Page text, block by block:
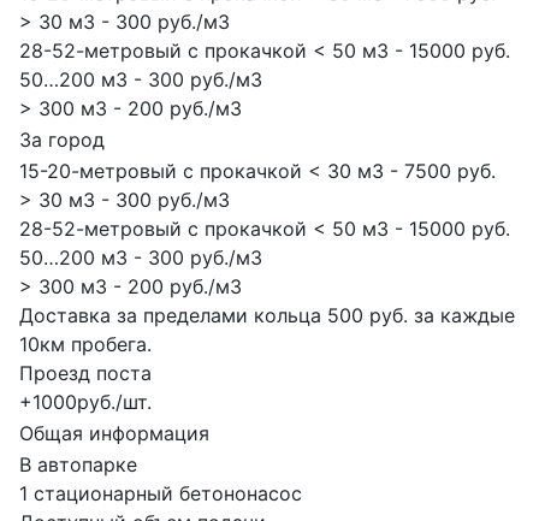
> 30 м3 - 300 руб./м3
28-52-метровый с прокачкой < 50 м3 - 15000 руб.
50…200 м3 - 300 руб./м3
> 300 м3 - 200 руб./м3
За город
15-20-метровый с прокачкой < 30 м3 - 7500 руб.
> 30 м3 - 300 руб./м3
28-52-метровый с прокачкой < 50 м3 - 15000 руб.
50…200 м3 - 300 руб./м3
> 300 м3 - 200 руб./м3
Доставка за пределами кольца 500 руб. за каждые
10км пробега.
Проезд поста
+1000руб./шт.
Общая информация
В автопарке
1 стационарный бетононасос